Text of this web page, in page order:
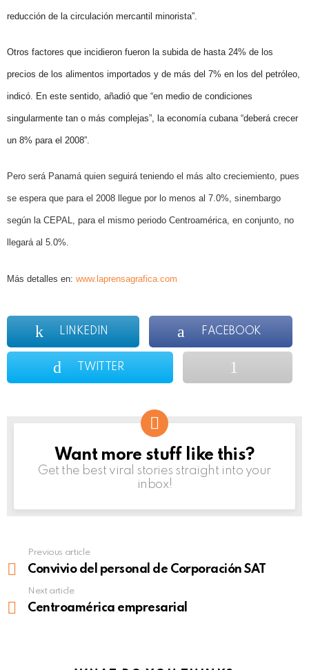
reducción de la circulación mercantil minorista”.
Otros factores que incidieron fueron la subida de hasta 24% de los
precios de los alimentos importados y de más del 7% en los del petróleo,
indicó. En este sentido, añadió que “en medio de condiciones
singularmente tan o más complejas”, la economía cubana “deberá crecer
un 8% para el 2008”.
Pero será Panamá quien seguirá teniendo el más alto creciemiento, pues
se espera que para el 2008 llegue por lo menos al 7.0%, sinembargo
según la CEPAL, para el mismo periodo Centroamérica, en conjunto, no
llegará al 5.0%.
Más detalles en: www.laprensagrafica.com
LINKEDIN FACEBOOK
TWITTER
NEWSLETTER
Want more stuff like this?
Get the best viral stories straight into your
inbox!
more
Previous article
Convivio del personal de Corporación SAT
Next article
Centroamérica empresarial